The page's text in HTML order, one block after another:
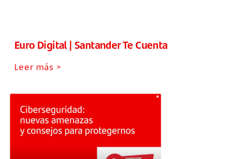
Euro Digital | Santander Te Cuenta
Leer más >